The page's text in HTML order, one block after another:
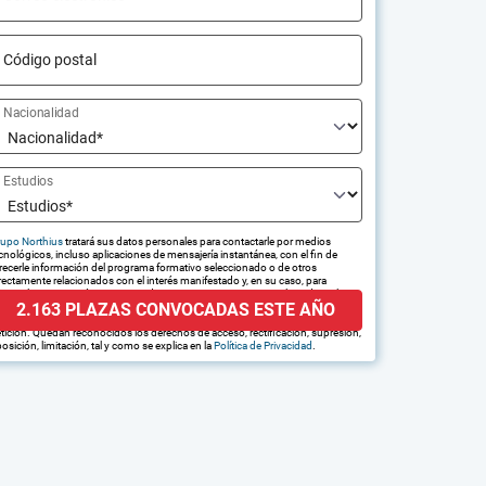
Código postal
Nacionalidad
Estudios
Northiustratará sus datos personales para contactarle por medios
incluso aplicaciones de mensajería instantánea, con el fin de
información del programa formativo seleccionado o de otros
relacionados con el interés manifestado y, en su caso, para
la contratación correspondiente. Compartiremos su solicitud con las
que conforman elGrupo Northius, con el objeto de que estas
hacerle llegar la mejor oferta de productos y servicios de acuerdo a su
Quedan reconocidos los derechos de acceso, rectificación, supresión,
limitación, tal y como se explica en laPolítica de Privacidad
2.163 PLAZAS CONVOCADAS ESTE AÑO